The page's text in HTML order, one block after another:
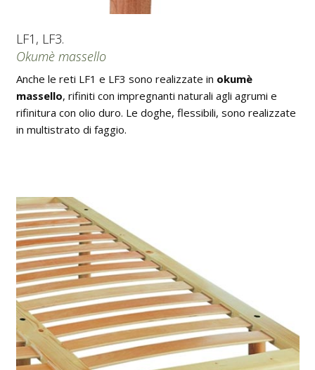
LF1, LF3.
Okumè massello
Anche le reti LF1 e LF3 sono realizzate in okumè
massello, rifiniti con impregnanti naturali agli agrumi e
rifinitura con olio duro. Le doghe, flessibili, sono realizzate
in multistrato di faggio.